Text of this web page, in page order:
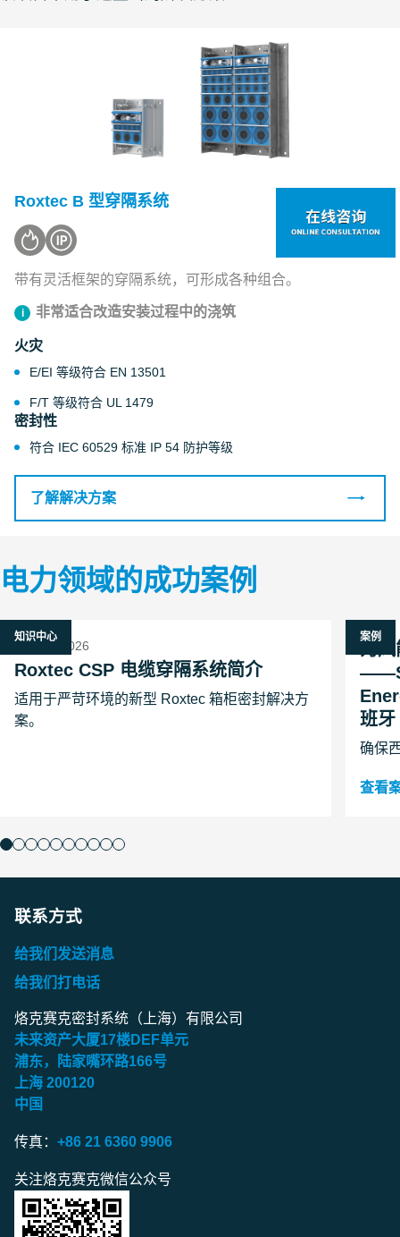
Roxtec B 型穿隔系统
带有灵活框架的穿隔系统，可形成各种组合。
非常适合改造安装过程中的浇筑
火灾
E/EI 等级符合 EN 13501
F/T 等级符合 UL 1479
密封性
符合 IEC 60529 标准 IP 54 防护等级
了解解决方案
电力领域的成功案例
知识中心
26 一月 2026
Roxtec CSP 电缆穿隔系统简介
适用于严苛环境的新型 Roxtec 箱柜密封解决方
案。
案例
为
班牙
确保
查看
联系方式
给我们发送消息
给我们打电话
烙克赛克密封系统（上海）有限公司
未来资产大厦17楼DEF单元
浦东，陆家嘴环路166号
上海 200120
中国
传真： +86 21 6360 9906
关注烙克赛克微信公众号